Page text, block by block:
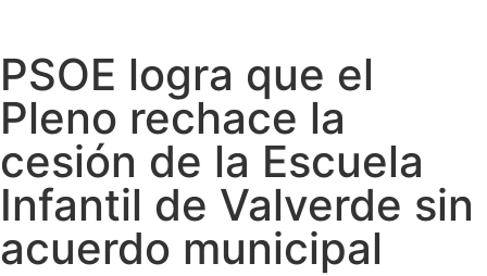
PSOE logra que el
Pleno rechace la
cesión de la Escuela
Infantil de Valverde sin
acuerdo municipal